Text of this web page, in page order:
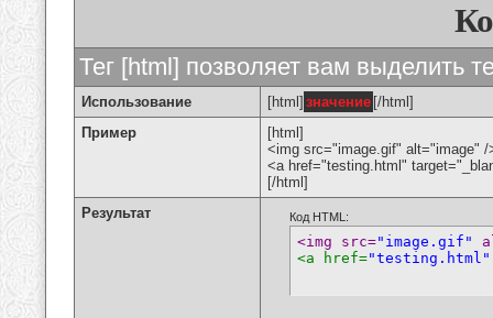
Тег [html] позволяет вам выделить
Использование [html] значение [/html]
Пример
[html]
<img src="image.gif" alt="image" /
<a href="testing.html"
[/html]
Результат
Код HTML:
<img src="image.gif"
<a href="testing.html"